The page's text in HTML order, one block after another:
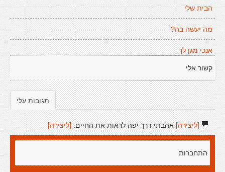
הבית שלי
מה יעשה בה?
אנכי מגן לך
קשור אלי
תגובות עלי
[ליצירה]אהבתי דרך יפה לראות את החיים. [ליצירה]
התחברות